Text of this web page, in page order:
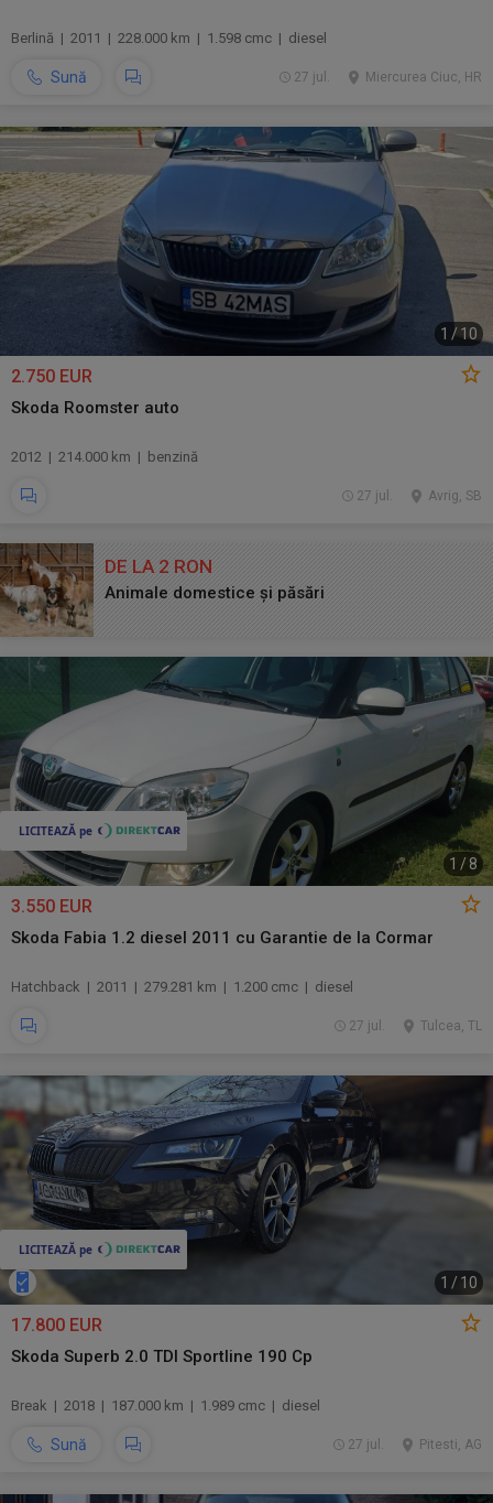
Berlină | 2011 | 228.000 km | 1.598 cmc | diesel
Sună Miercurea Ciuc, HR
27 jul.
1 /10
2.750 EUR
Skoda Roomster auto
2012 | 214.000 km | benzină
Avrig, SB
27 jul.
DE LA 2 RON
Animale domestice și păsări
1 /8
3.550 EUR
Skoda Fabia 1.2 diesel 2011 cu Garantie de la Cormar
Hatchback | 2011 | 279.281 km | 1.200 cmc | diesel
Tulcea, TL
27 jul.
1 / 10
17.800 EUR
Skoda Superb 2.0 TDI Sportline 190 Cp
Break | 2018 | 187.000 km | 1.989 cmc | diesel
Sună Pitesti, AG
27 jul.